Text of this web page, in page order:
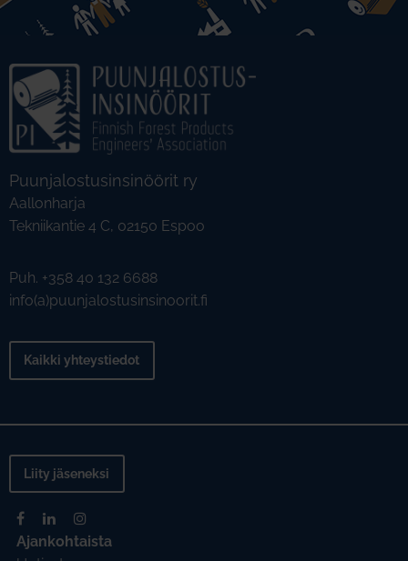
Puunjalostusinsinöörit ry
Aallonharja
Tekniikantie 4 C, 02150 Espoo
Puh. +358 40 132 6688
info(a)puunjalostusinsinoorit.fi
Kaikki yhteystiedot
Liity jäseneksi
Ajankohtaista